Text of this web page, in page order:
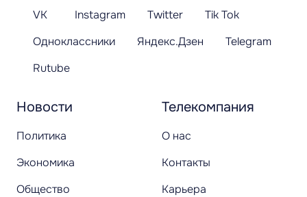
Новости
Политика
Экономика
Общество
Телекомпания
О нас
Контакты
Карьера
VK Instagram Twitter
Tik Tok
Одноклассники
Яндекс.Дзен
Telegram
Rutube